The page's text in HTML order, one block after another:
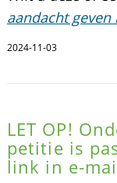
aandacht geven
2024-11-03
LET OP!
petitie is
link in e-